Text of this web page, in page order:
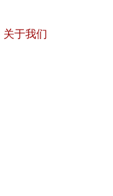
关于我们